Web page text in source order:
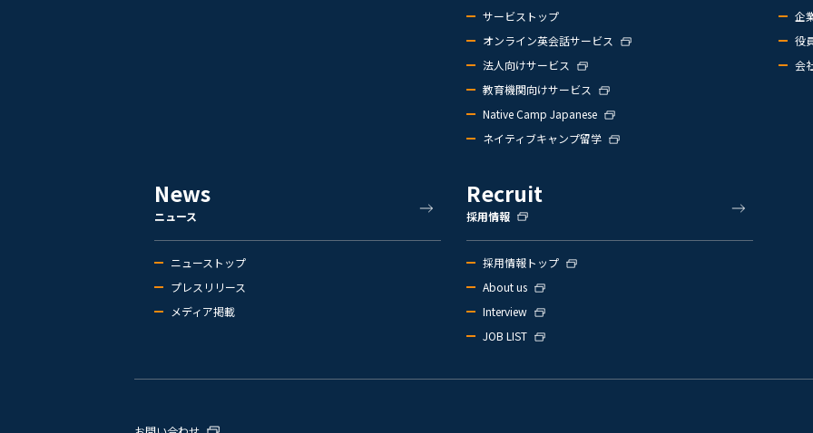
サービストップ
オンライン英会話サービス
法人向けサービス
教育機関向けサービス
Native Camp Japanese
ネイティブキャンプ留学
企
役
会
News
ニュース
ニューストップ
プレスリリース
メディア掲載
Recruit
採用情報
採用情報トップ
About us
Interview
JOB LIST